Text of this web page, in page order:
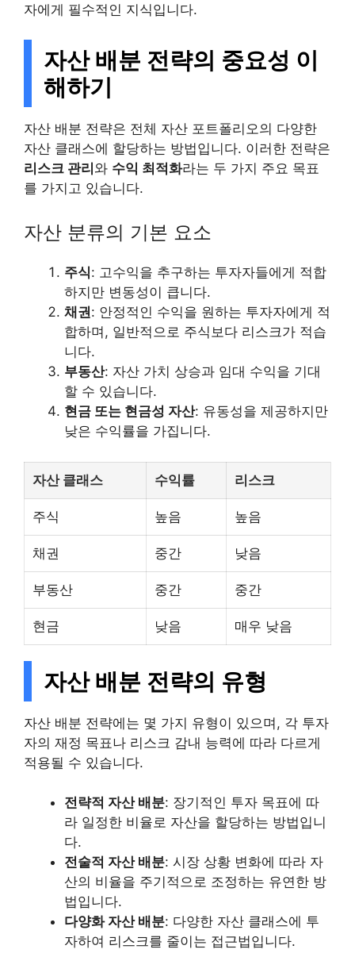
자에게 필수적인 지식입니다.
자산 배분 전략의 중요성 이
해하기
자산 배분 전략은 전체 자산 포트폴리오의 다양한
자산 클래스에 할당하는 방법입니다. 이러한 전략은
리스크 관리와 수익 최적화라는 두 가지 주요 목표
를 가지고 있습니다.
자산 분류의 기본 요소
주식: 고수익을 추구하는 투자자들에게 적합
하지만 변동성이 큽니다.
채권: 안정적인 수익을 원하는 투자자에게 적
합하며, 일반적으로 주식보다 리스크가 적습
니다.
부동산: 자산 가치 상승과 임대 수익을 기대
할 수 있습니다.
현금 또는 현금성 자산: 유동성을 제공하지만
낮은 수익률을 가집니다.
자산 클래스 수익률 리스크
주식 높음 높음
채권 중간 낮음
부동산 중간 중간
현금 낮음 매우 낮음
자산 배분 전략의 유형
자산 배분 전략에는 몇 가지 유형이 있으며, 각 투자
자의 재정 목표나 리스크 감내 능력에 따라 다르게
적용될 수 있습니다.
전략적 자산 배분: 장기적인 투자 목표에 따
라 일정한 비율로 자산을 할당하는 방법입니
다.
전술적 자산 배분: 시장 상황 변화에 따라 자
산의 비율을 주기적으로 조정하는 유연한 방
법입니다.
다양화 자산 배분: 다양한 자산 클래스에 투
자하여 리스크를 줄이는 접근법입니다.